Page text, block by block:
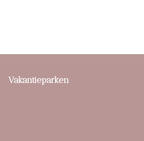
Vakantieparken